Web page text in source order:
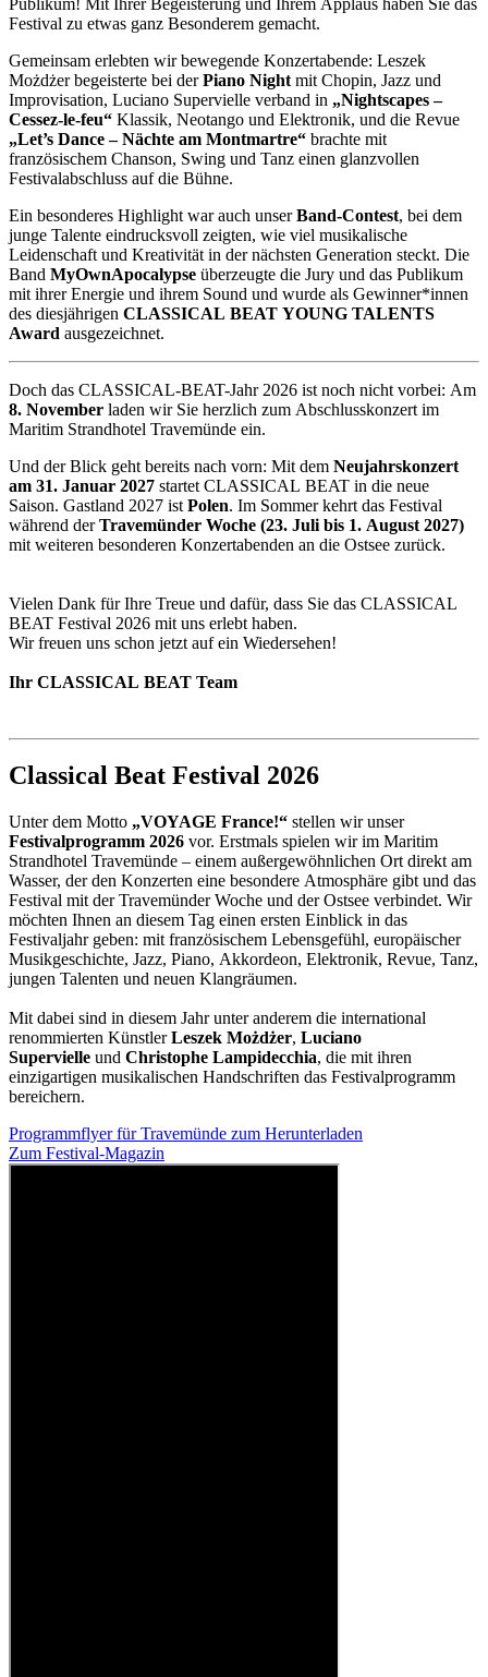
Festival zu etwas ganz Besonderem gemacht.
Gemeinsam erlebten wir bewegende Konzertabende: Leszek
Możdżer begeisterte bei derPiano Night mit Chopin, Jazz und
Improvisation, Luciano Supervielle verband in „Nightscapes –
Cessez-le-feu“ Klassik, Neotango und Elektronik, und die Revue
„Let’s Dance – Nächte am Montmartre“ brachte mit
französischem Chanson, Swing und Tanz einen glanzvollen
Festivalabschluss auf die Bühne.
Ein besonderes Highlight war auch unserBand-Contest, bei dem
junge Talente eindrucksvoll zeigten, wie viel musikalische
Leidenschaft und Kreativität in der nächsten Generation steckt. Die
Band MyOwnApocalypse überzeugte die Jury und das Publikum
mit ihrer Energie und ihrem Sound und wurde als Gewinner*innen
des diesjährigen CLASSICAL BEAT YOUNG TALENTS
Award ausgezeichnet.
Doch das CLASSICAL-BEAT-Jahr 2026 ist noch nicht vorbei: Am
8. November laden wir Sie herzlich zum Abschlusskonzert im
Maritim Strandhotel Travemünde ein.
Und der Blick geht bereits nach vorn: Mit dem Neujahrskonzert
am 31. Januar 2027 startet CLASSICAL BEAT in die neue
Saison. Gastland 2027 ist Polen. Im Sommer kehrt das Festival
während derTravemünder Woche (23. Juli bis 1. August 2027)
mit weiteren besonderen Konzertabenden an die Ostsee zurück.
Vielen Dank für Ihre Treue und dafür, dass Sie das CLASSICAL
BEAT Festival 2026 mit uns erlebt haben.
Wir freuen uns schon jetzt auf ein Wiedersehen!
Ihr CLASSICAL BEAT Team
Classical Beat Festival 2026
Unter dem Motto „VOYAGE France!“ stellen wir unser
Festivalprogramm 2026 vor. Erstmals spielen wir im Maritim
Strandhotel Travemünde – einem außergewöhnlichen Ort direkt am
Wasser, der den Konzerten eine besondere Atmosphäre gibt und das
Festival mit der Travemünder Woche und der Ostsee verbindet. Wir
möchten Ihnen an diesem Tag einen ersten Einblick in das
Festivaljahr geben: mit französischem Lebensgefühl, europäischer
Musikgeschichte, Jazz, Piano, Akkordeon, Elektronik, Revue, Tanz,
jungen Talenten und neuen Klangräumen.
Mit dabei sind in diesem Jahr unter anderem die international
renommierten KünstlerLeszek Możdżer, Luciano
Supervielle und Christophe Lampidecchia, die mit ihren
einzigartigen musikalischen Handschriften das Festivalprogramm
bereichern.
Programmflyer für Travemünde zum Herunterladen
Zum Festival-Magazin